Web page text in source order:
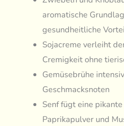
aromatische
gesundheitliche
Sojacreme verleiht
Cremigkeit ohne
Gemüsebrühe
Geschmacksnoten
Senf fügt eine
Paprikapulver und